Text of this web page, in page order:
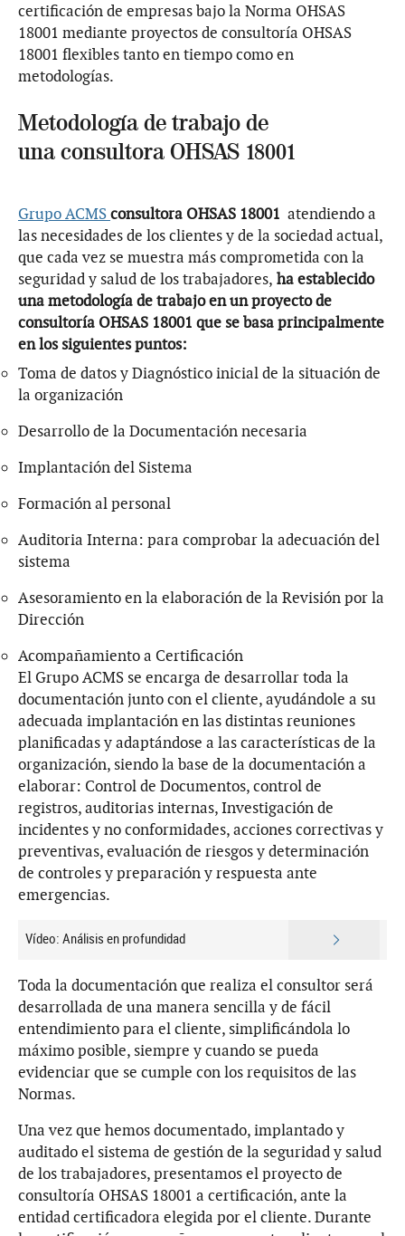
certificación de empresas bajo la Norma OHSAS
18001 mediante proyectos de consultoría OHSAS
18001 flexibles tanto en tiempo como en
metodologías.
Metodología de trabajo de
una consultora OHSAS 18001
Grupo ACMSconsultora OHSAS 18001 atendiendo a
las necesidades de los clientes y de la sociedad actual,
que cada vez se muestra más comprometida con la
seguridad y salud de los trabajadores, ha establecido
una metodología de trabajo en un proyecto de
consultoría OHSAS 18001 que se basa principalmente
en los siguientes puntos:
Toma de datos y Diagnóstico inicial de la situación de
la organización
Desarrollo de la Documentación necesaria
Implantación del Sistema
Formación al personal
Auditoria Interna: para comprobar la adecuación del
sistema
Asesoramiento en la elaboración de la Revisión por la
Dirección
Acompañamiento a Certificación
El Grupo ACMS se encarga de desarrollar toda la
documentación junto con el cliente, ayudándole a su
adecuada implantación en las distintas reuniones
planificadas y adaptándose a las características de la
organización, siendo la base de la documentación a
elaborar: Control de Documentos, control de
registros, auditorias internas, Investigación de
incidentes y no conformidades, acciones correctivas y
preventivas, evaluación de riesgos y determinación
de controles y preparación y respuesta ante
emergencias.
Vídeo: Análisis en profundidad
Toda la documentación que realiza el consultor será
desarrollada de una manera sencilla y de fácil
entendimiento para el cliente, simplificándola lo
máximo posible, siempre y cuando se pueda
evidenciar que se cumple con los requisitos de las
Normas.
Una vez que hemos documentado, implantado y
auditado el sistema de gestión de la seguridad y salud
de los trabajadores, presentamos el proyecto de
consultoría OHSAS 18001 a certificación, ante la
entidad certificadora elegida por el cliente. Durante